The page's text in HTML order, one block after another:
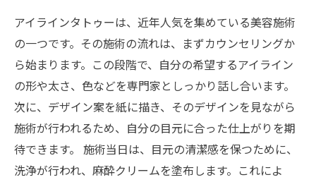
アイラインタトゥーは、近年人気を集めている美容施術
の一つです。その施術の流れは、まずカウンセリングか
ら始まります。この段階で、自分の希望するアイライン
の形や太さ、色などを専門家としっかり話し合います。
次に、デザイン案を紙に描き、そのデザインを見ながら
施術が行われるため、自分の目元に合った仕上がりを期
待できます。 施術当日は、目元の清潔感を保つために、
洗浄が行われ、麻酔クリームを塗布します。これによ